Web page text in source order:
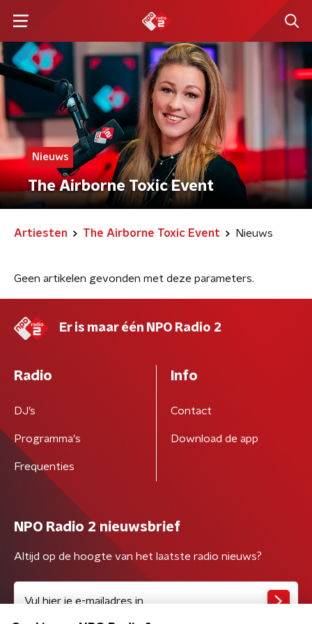
Nieuws
The Airborne Toxic Event
Artiesten The Airborne Toxic Event Nieuws
Geen artikelen gevonden met deze parameters.
Er is maar één NPO Radio 2
Radio
DJ’s
Programma's
Frequenties
Info
Contact
Download de app
NPO Radio 2 nieuwsbrief
Altijd op de hoogte van het laatste radio nieuws?